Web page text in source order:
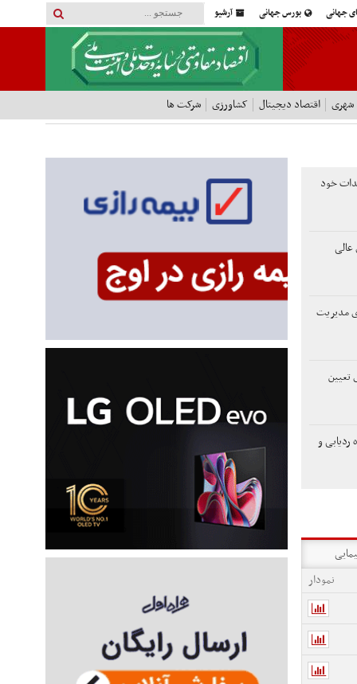
جهانی بورس جهانی آرشیو
شهری اقتصاد دیجیتال کشاورزی شرکت ها
خود
مدیریت
تعیین
ردیابی و
نمودار